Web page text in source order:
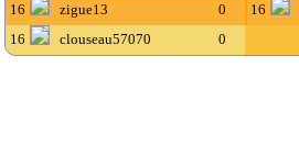
16
zigue13 0 16
16
clouseau57070 0